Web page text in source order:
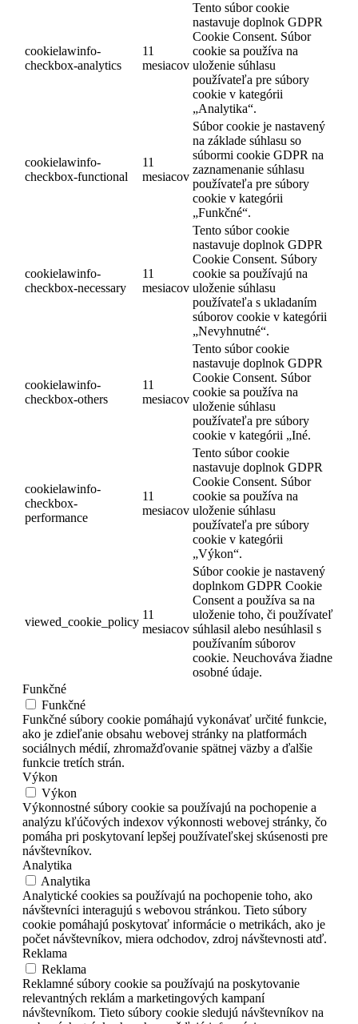
cookielawinfo-
checkbox-analytics
11
mesiacov
Tento súbor cookie
nastavuje doplnok GDPR
Cookie Consent. Súbor
cookie sa používa na
uloženie súhlasu
používateľa pre súbory
cookie v kategórii
„Analytika“.
cookielawinfo-
checkbox-functional
11
mesiacov
Súbor cookie je nastavený
na základe súhlasu so
súbormi cookie GDPR na
zaznamenanie súhlasu
používateľa pre súbory
cookie v kategórii
„Funkčné“.
cookielawinfo-
checkbox-necessary
11
mesiacov
Tento súbor cookie
nastavuje doplnok GDPR
Cookie Consent. Súbory
cookie sa používajú na
uloženie súhlasu
používateľa s ukladaním
súborov cookie v kategórii
„Nevyhnutné“.
cookielawinfo-
checkbox-others
11
mesiacov
Tento súbor cookie
nastavuje doplnok GDPR
Cookie Consent. Súbor
cookie sa používa na
uloženie súhlasu
používateľa pre súbory
cookie v kategórii „Iné.
cookielawinfo-
checkbox-
performance
11
mesiacov
Tento súbor cookie
nastavuje doplnok GDPR
Cookie Consent. Súbor
cookie sa používa na
uloženie súhlasu
používateľa pre súbory
cookie v kategórii
„Výkon“.
viewed_cookie_policy
11
mesiacov
Súbor cookie je nastavený
doplnkom GDPR Cookie
Consent a používa sa na
uloženie toho, či používateľ
súhlasil alebo nesúhlasil s
používaním súborov
cookie. Neuchováva žiadne
osobné údaje.
Funkčné
Funkčné
Funkčné súbory cookie pomáhajú vykonávať určité funkcie,
ako je zdieľanie obsahu webovej stránky na platformách
sociálnych médií, zhromažďovanie spätnej väzby a ďalšie
funkcie tretích strán.
Výkon
Výkon
Výkonnostné súbory cookie sa používajú na pochopenie a
analýzu kľúčových indexov výkonnosti webovej stránky, čo
pomáha pri poskytovaní lepšej používateľskej skúsenosti pre
návštevníkov.
Analytika
Analytika
Analytické cookies sa používajú na pochopenie toho, ako
návštevníci interagujú s webovou stránkou. Tieto súbory
cookie pomáhajú poskytovať informácie o metrikách, ako je
počet návštevníkov, miera odchodov, zdroj návštevnosti atď.
Reklama
Reklama
Reklamné súbory cookie sa používajú na poskytovanie
relevantných reklám a marketingových kampaní
návštevníkom. Tieto súbory cookie sledujú návštevníkov na